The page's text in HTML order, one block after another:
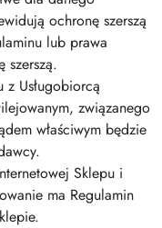
ochronę szerszą
lub prawa
szerszą.
Usługobiorcą
związanego
właściwym będzie
Sklepu i
ma Regulamin